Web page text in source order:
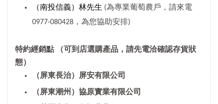
（南投信義）林先生 (為專業葡萄農戶，請來電
0977-080428，為您協助安排)
特約經銷點
（可到店選購產品，請先電洽確認存貨狀
態）
（屏東長治）屏安有限公司
（屏東潮州）協原實業有限公司